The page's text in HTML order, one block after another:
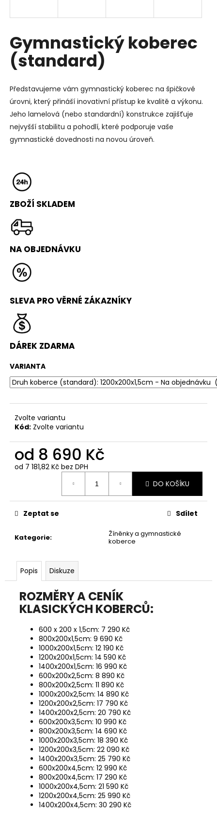
Gymnastický koberec
(standard)
Představujeme vám gymnastický koberec na špičkové
úrovni, který přináší inovativní přístup ke kvalitě a výkonu.
Jeho lamelová (nebo standardní) konstrukce zajišťuje
nejvyšší stabilitu a pohodlí, které podporuje vaše
gymnastické dovednosti na novou úroveň.
ZBOŽÍ SKLADEM
NA OBJEDNÁVKU
SLEVA PRO VĚRNÉ ZÁKAZNÍKY
DÁREK ZDARMA
VARIANTA
Zvolte variantu
Kód: Zvolte variantu
od 8 690 Kč
od 7 181,82 Kč bez DPH
DO KOŠÍKU
Kategorie:
Žíněnky a gymnastické
koberce
Zeptat se Sdílet
Popis Diskuze
ROZMĚRY A CENÍK
KLASICKÝCH KOBERCŮ:
600 x 200 x 1,5cm: 7 290 Kč
800x200x1,5cm: 9 690 Kč
1000x200x1,5cm: 12 190 Kč
1200x200x1,5cm: 14 590 Kč
1400x200x1,5cm: 16 990 Kč
600x200x2,5cm: 8 890 Kč
800x200x2,5cm: 11 890 Kč
1000x200x2,5cm: 14 890 Kč
1200x200x2,5cm: 17 790 Kč
1400x200x2,5cm: 20 790 Kč
600x200x3,5cm: 10 990 Kč
800x200x3,5cm: 14 690 Kč
1000x200x3,5cm: 18 390 Kč
1200x200x3,5cm: 22 090 Kč
1400x200x3,5cm: 25 790 Kč
600x200x4,5cm: 12 990 Kč
800x200x4,5cm: 17 290 Kč
1000x200x4,5cm: 21 590 Kč
1200x200x4,5cm: 25 990 Kč
1400x200x4,5cm: 30 290 Kč
í
t
?
HLEDAT
p
o
r
u
č
u
e
m
e
STICK
490
Kč